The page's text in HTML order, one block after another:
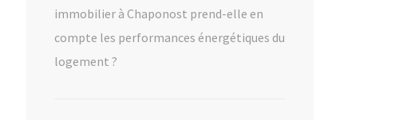
immobilier à Chaponost prend-elle en
compte les performances énergétiques du
logement ?